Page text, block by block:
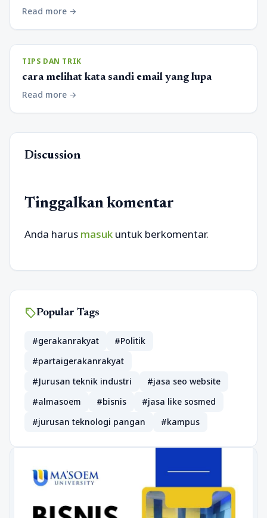
Read more arrow_forward
TIPS DAN TRIK
cara melihat kata sandi email yang lupa
Read more arrow_forward
Discussion
Tinggalkan komentar
Anda harus masuk untuk berkomentar.
sellPopular Tags
#gerakanrakyat
#Politik
#partaigerakanrakyat
#Jurusan teknik industri
#jasa seo website
#almasoem
#bisnis
#jasa like sosmed
#jurusan teknologi pangan
#kampus